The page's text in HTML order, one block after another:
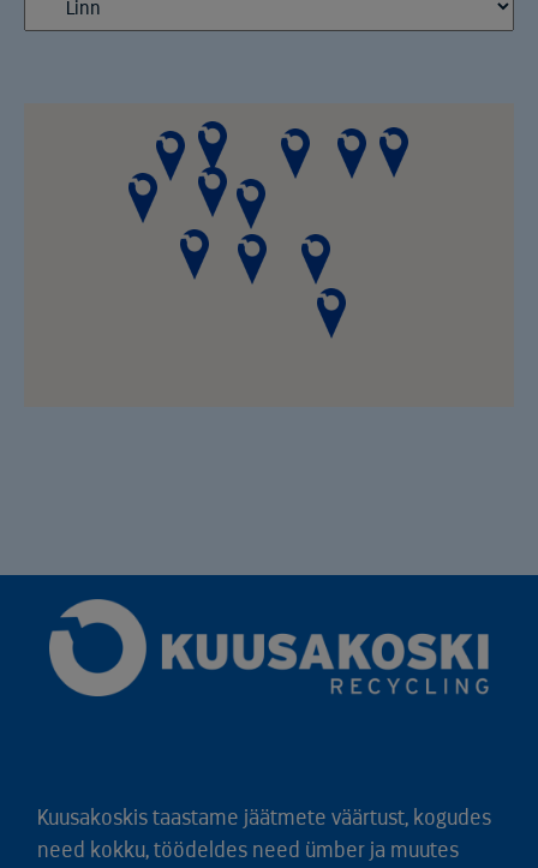
Kuusakoskis taastame jäätmete väärtust, kogudes
need kokku, töödeldes need ümber ja muutes